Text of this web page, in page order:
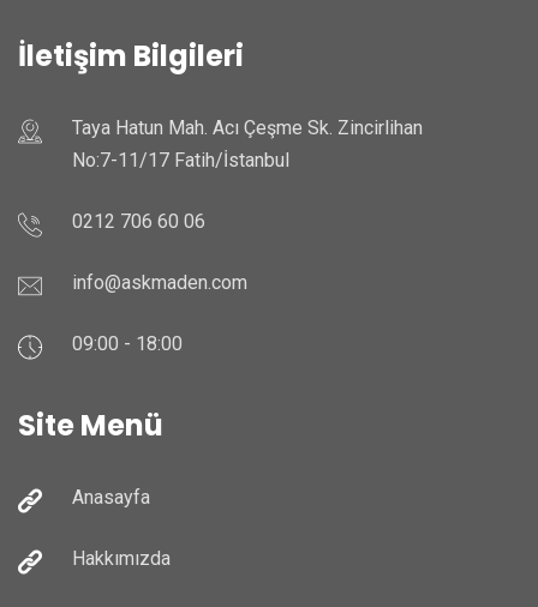
İletişim Bilgileri
Taya Hatun Mah. Acı Çeşme Sk. Zincirlihan
No:7-11/17 Fatih/İstanbul
0212 706 60 06
info@askmaden.com
09:00 - 18:00
Site Menü
Anasayfa
Hakkımızda